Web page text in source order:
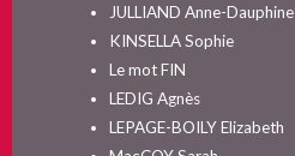
JULLIAND Anne-Dauphine
KINSELLA Sophie
Le mot FIN
LEDIG Agnès
LEPAGE-BOILY Elizabeth